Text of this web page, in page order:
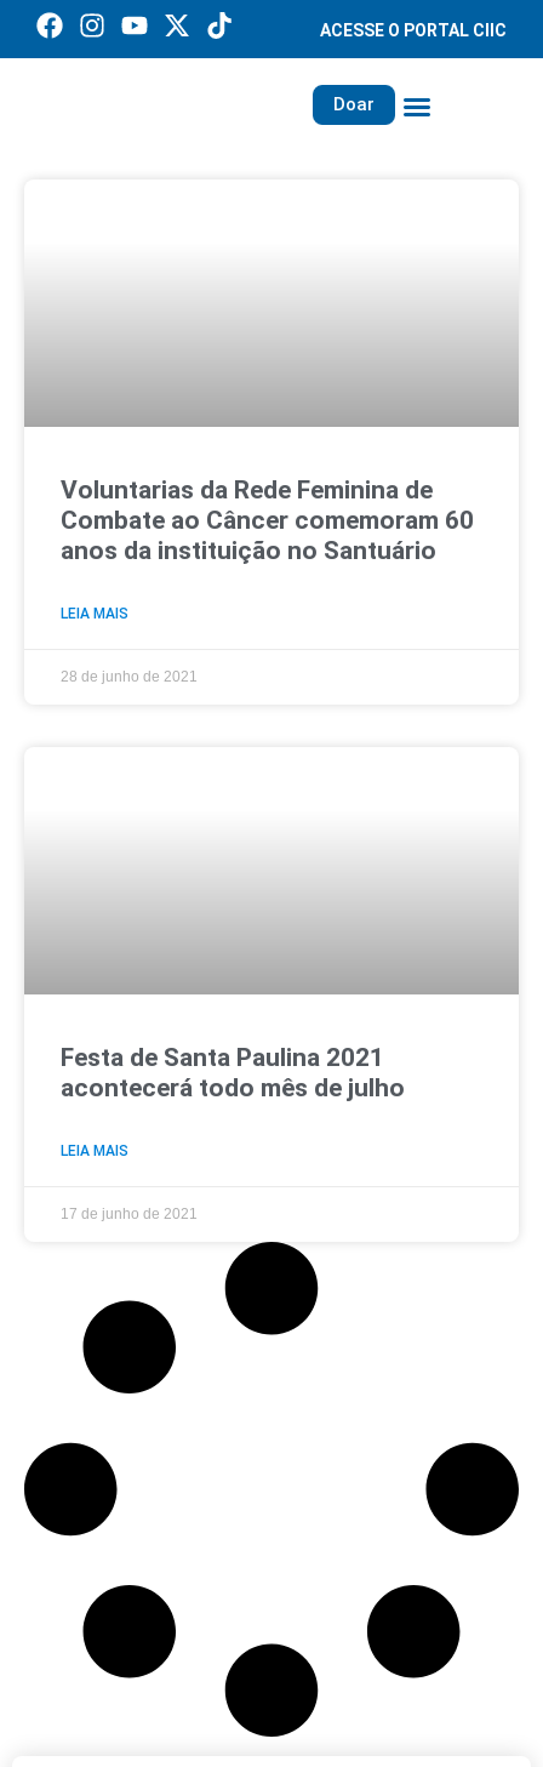
ACESSE O PORTAL CIIC
Doar
Voluntarias da Rede Feminina de
Combate ao Câncer comemoram 60
anos da instituição no Santuário
LEIA MAIS
28 de junho de 2021
Festa de Santa Paulina 2021
acontecerá todo mês de julho
LEIA MAIS
17 de junho de 2021